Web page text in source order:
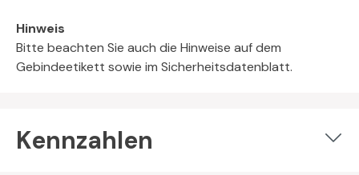
Hinweis
Bitte beachten Sie auch die Hinweise auf dem
Gebindeetikett sowie im Sicherheitsdatenblatt.
Kennzahlen